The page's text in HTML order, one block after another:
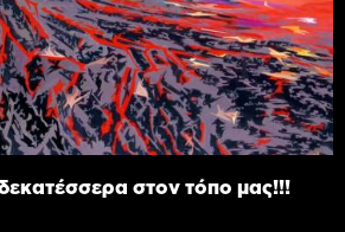
στον τόπο μας!!!